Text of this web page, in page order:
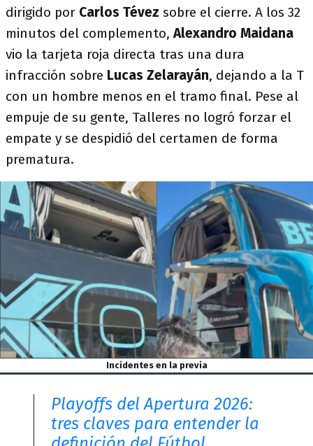
dirigido por Carlos Tévez sobre el cierre. A los 32
minutos del complemento,Alexandro Maidana
vio la tarjeta roja directa tras una dura
infracción sobre Lucas Zelarayán, dejando a la T
con un hombre menos en el tramo final. Pese al
empuje de su gente, Talleres no logró forzar el
empate y se despidió del certamen de forma
prematura.
Incidentes en la previa
Playoffs del Apertura 2026:
tres claves para entender la